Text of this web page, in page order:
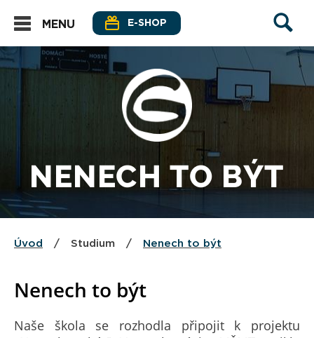
MENU E-SHOP
NENECH TO BÝT
Úvod / Studium / Nenech to být
Nenech to být
Naše škola se rozhodla připojit k projektu